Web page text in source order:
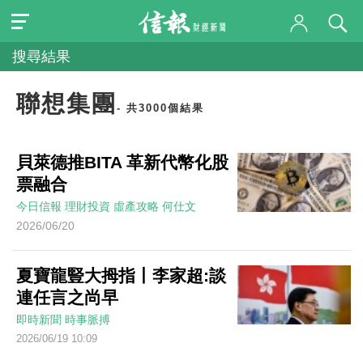
搜尋結果
聯想集團 - 共3000個結果
貝萊德推BITA 革新代幣化股
票融合
今日信報 理財投資 虛產攻略 何仕文
2026/06/20
夏寶龍豎大拇指丨李家超:談
連任言之尚早
即時新聞 時事脈搏
2026/06/19 10:09